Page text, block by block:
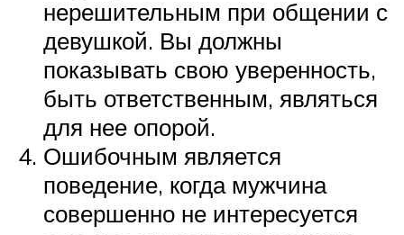
нерешительным при общении с
девушкой. Вы должны
показывать свою уверенность,
быть ответственным, являться
для нее опорой.
Ошибочным является
поведение, когда мужчина
совершенно не интересуется